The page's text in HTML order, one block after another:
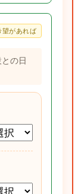
望があれば
の日